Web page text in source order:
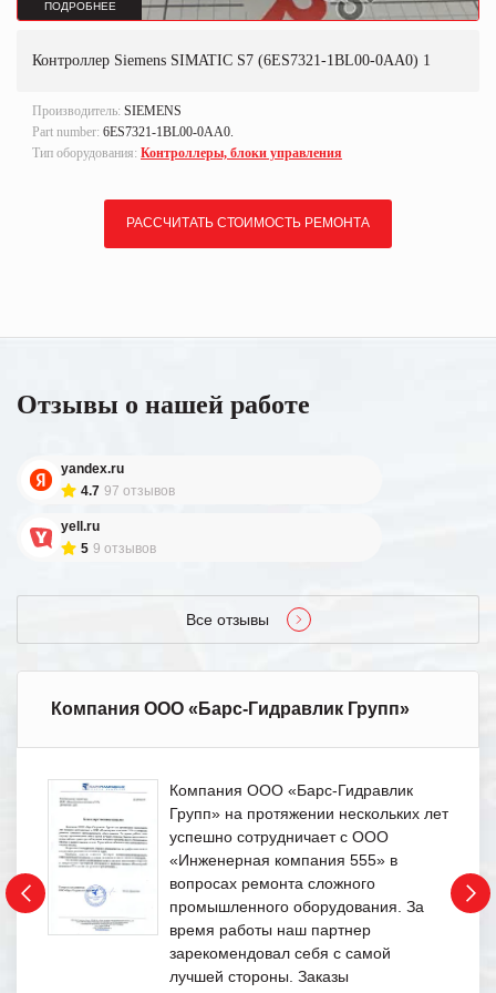
ПОДРОБНЕЕ
Контроллер Siemens SIMATIC S7 (6ES7321-1BL00-0AA0) 1
Производитель: SIEMENS
Part number: 6ES7321-1BL00-0AA0.
Тип оборудования: Контроллеры, блоки управления
РАССЧИТАТЬ СТОИМОСТЬ РЕМОНТА
Отзывы о нашей работе
yandex.ru
4.7 97 отзывов
yell.ru
5 9 отзывов
Все отзывы
Компания ООО «Барс-Гидравлик Групп»
Компания ООО «Барс-Гидравлик
Групп» на протяжении нескольких лет
успешно сотрудничает с ООО
«Инженерная компания 555» в
вопросах ремонта сложного
промышленного оборудования. За
время работы наш партнер
зарекомендовал себя с самой
лучшей стороны. Заказы